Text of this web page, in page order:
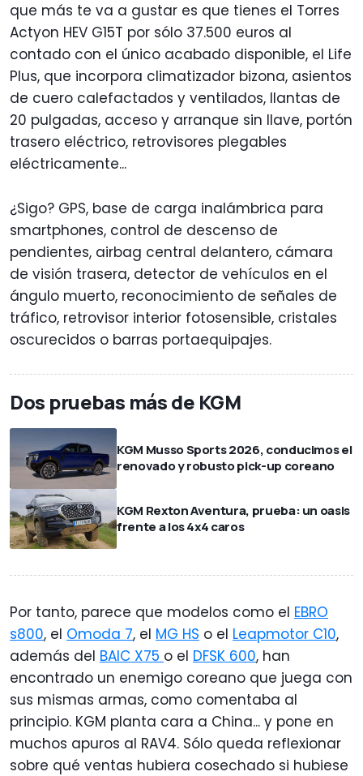
que más te va a gustar es que tienes el Torres
Actyon HEV G15T por sólo 37.500 euros al
contado con el único acabado disponible, el Life
Plus, que incorpora climatizador bizona, asientos
de cuero calefactados y ventilados, llantas de
20 pulgadas, acceso y arranque sin llave, portón
trasero eléctrico, retrovisores plegables
eléctricamente...
¿Sigo? GPS, base de carga inalámbrica para
smartphones, control de descenso de
pendientes, airbag central delantero, cámara
de visión trasera, detector de vehículos en el
ángulo muerto, reconocimiento de señales de
tráfico, retrovisor interior fotosensible, cristales
oscurecidos o barras portaequipajes.
Dos pruebas más de KGM
KGM Musso Sports 2026, conducimos el
renovado y robusto pick-up coreano
KGM Rexton Aventura, prueba: un oasis
frente a los 4x4 caros
Por tanto, parece que modelos como el EBRO
s800, el Omoda 7, el MG HS o el Leapmotor C10,
además del BAIC X75 o el DFSK 600, han
encontrado un enemigo coreano que juega con
sus mismas armas, como comentaba al
principio. KGM planta cara a China... y pone en
muchos apuros al RAV4. Sólo queda reflexionar
sobre qué ventas hubiera cosechado si hubiese